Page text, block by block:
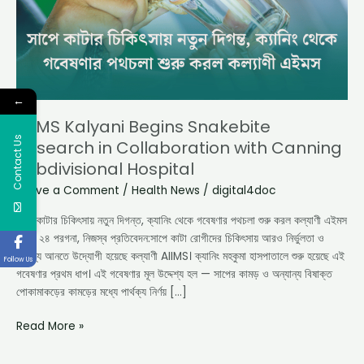
AIIMS Kalyani Begins Snakebite
Research in Collaboration with Canning
Subdivisional Hospital
Leave a Comment / Health News / digital4doc
সাপে কাটার চিকিৎসায় নতুন দিগন্ত, ক্যানিং থেকে গবেষণার পথচলা শুরু করল কল্যাণী এইমস
দক্ষিণ ২৪ পরগনা, নিজস্ব প্রতিবেদন:সাপে কাটা রোগীদের চিকিৎসায় আরও নির্ভুলতা ও
সাফল্য আনতে উদ্যোগী হয়েছে কল্যাণী AIIMS। ক্যানিং মহকুমা হাসপাতালে শুরু হয়েছে এই
গবেষণার প্রথম ধাপ। এই গবেষণার মূল উদ্দেশ্য হল — সাপের কামড় ও অন্যান্য বিষাক্ত
পোকামাকড়ের কামড়ের মধ্যে পার্থক্য নির্ণয় […]
Collaboration
with
Canning
Subdivisional
Read More »
←
Contact Us
Follow Us